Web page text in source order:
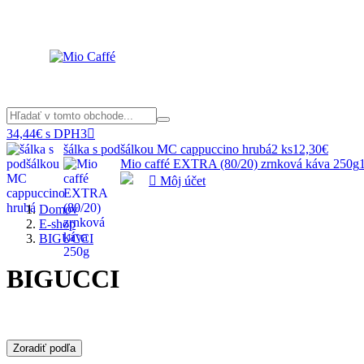
34,44€ s DPH3
šálka s podšálkou MC cappuccino hrubá2 ks12,30€
Mio caffé EXTRA (80/20) zrnková káva 250g
 Môj účet
Domov
E-shop
BIGUCCI
BIGUCCI
Zoradiť podľa